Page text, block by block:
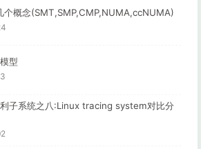
个概念(SMT,SMP,CMP,NUMA,ccNUMA)
型
子系统之八:Linux tracing system对比分